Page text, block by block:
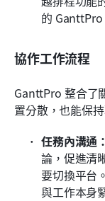
的 GanttPro
協作工作流程
GanttPro 整合了
置分散，也能保
任務內溝通：
論，促進清
要切換平台
與工作本身